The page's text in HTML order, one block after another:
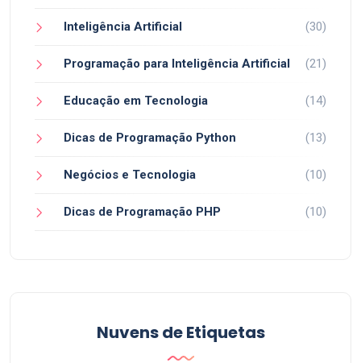
Inteligência Artificial (30)
Programação para Inteligência Artificial (21)
Educação em Tecnologia (14)
Dicas de Programação Python (13)
Negócios e Tecnologia (10)
Dicas de Programação PHP (10)
Nuvens de Etiquetas